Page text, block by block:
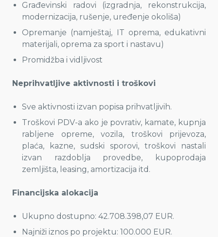
Građevinski radovi (izgradnja, rekonstrukcija,
modernizacija, rušenje, uređenje okoliša)
Opremanje (namještaj, IT oprema, edukativni
materijali, oprema za sport i nastavu)
Promidžba i vidljivost
Neprihvatljive aktivnosti i troškovi
Sve aktivnosti izvan popisa prihvatljivih.
Troškovi PDV-a ako je povrativ, kamate, kupnja
rabljene opreme, vozila, troškovi prijevoza,
plaća, kazne, sudski sporovi, troškovi nastali
izvan razdoblja provedbe, kupoprodaja
zemljišta, leasing, amortizacija itd.
Financijska alokacija
Ukupno dostupno: 42.708.398,07 EUR.
Najniži iznos po projektu: 100.000 EUR.